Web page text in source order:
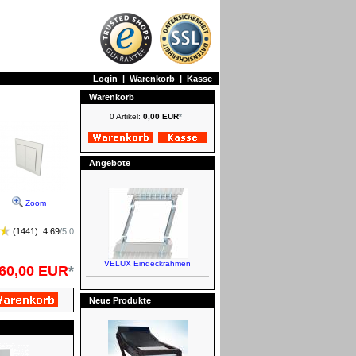
Login | Warenkorb | Kasse
Zoom
(1441) 4.69/5.0
EUR*
Warenkorb
0 Artikel: 0,00 EUR*
Angebote
VELUX Eindeckrahmen
FAKRO Netzmarkisen - Manuell -
Preisgruppe II
Neue Produkte